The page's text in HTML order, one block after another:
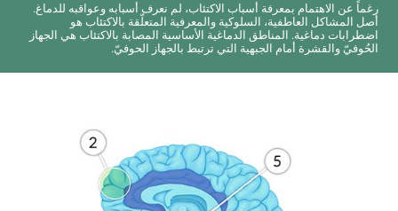
رغماً عن الاهتمام بمعرفة أسباب الاكتئاب، لم نعرف أسبابه وعواقبه للدماغ.
أصل المشاكل العاطفية، السلوكية والمعرفية المتعلّقة بالاكتئاب هو
اضطرابات دماغية. المناطق الدماغية الأساسية المصابة بالاكتئاب هي الجهاز
الحُوفيّ والقشرة أمام الجبهية التي ترتبط بالجهاز الحوفيّ.